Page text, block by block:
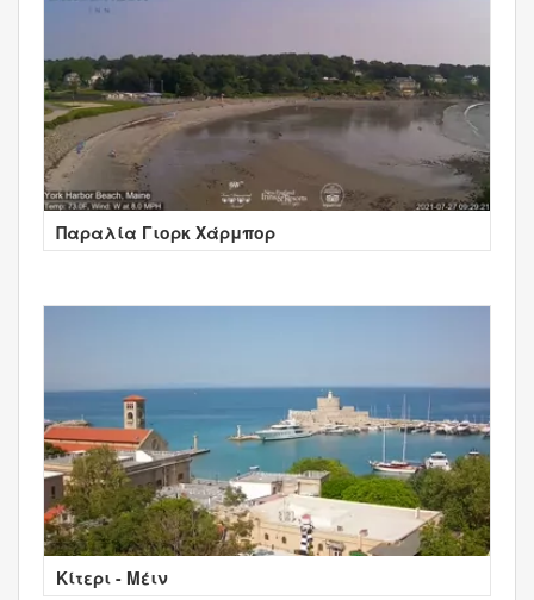
Παραλία Γιορκ Χάρμπορ
Κίτερι - Μέιν